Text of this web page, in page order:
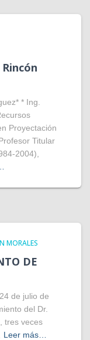
* Ing.
Proyectación
Titular
2004),
MORALES
DE
de julio de
del Dr.
tres veces
Leer más…